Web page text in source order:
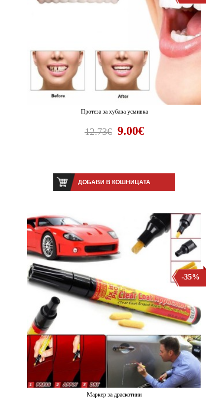
Протеза за хубава усмивка
12.73€ 9.00€
ДОБАВИ В КОШНИЦАТА
Маркер за драскотини
-35%